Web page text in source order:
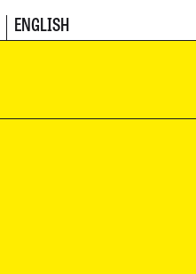
ENGLISH